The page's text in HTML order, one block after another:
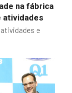
na fábrica
atividades
e